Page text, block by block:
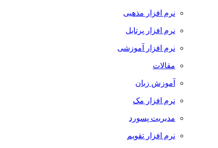
نرم افزار مذهبی
نرم افزار پرتابل
نرم افزار آموزشی
مقالات
آموزش زبان
نرم افزار مک
مدیریت پسورد
نرم افزار تقویم